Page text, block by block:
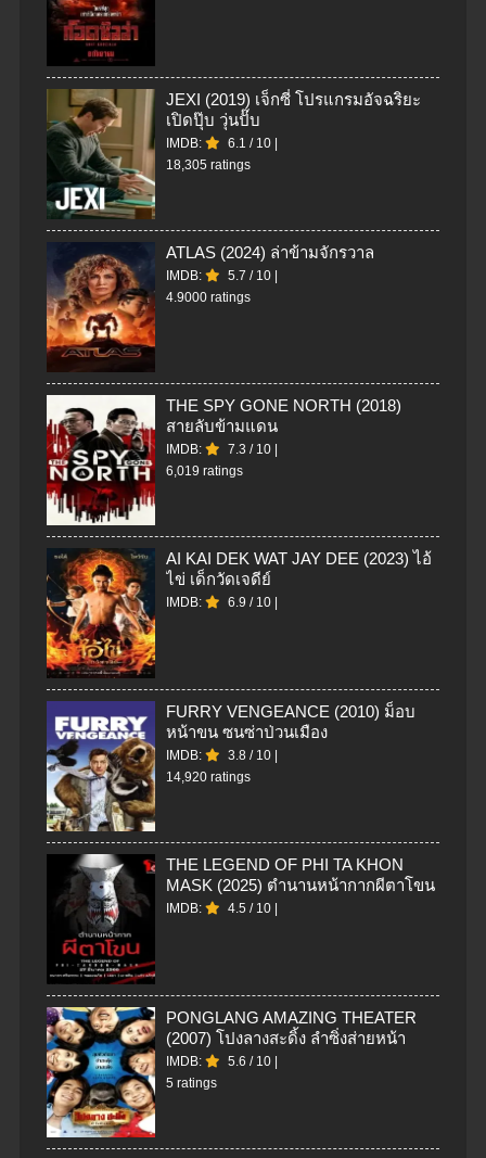
JEXI (2019) เจ็กซี่ โปรแกรมอัจฉริยะ
เปิดปุ๊บ วุ่นปั๊บ
IMDB: 6.1 / 10
18,305 ratings
ATLAS (2024) ล่าข้ามจักรวาล
IMDB: 5.7 / 10
4.9000 ratings
THE SPY GONE NORTH (2018)
สายลับข้ามแดน
IMDB: 7.3 / 10
6,019 ratings
AI KAI DEK WAT JAY DEE (2023) ไอ้
ไข่ เด็กวัดเจดีย์
IMDB: 6.9 / 10
FURRY VENGEANCE (2010) ม็อบ
หน้าขน ซนซ่าป่วนเมือง
IMDB: 3.8 / 10
14,920 ratings
THE LEGEND OF PHI TA KHON
MASK (2025) ตำนานหน้ากากผีตาโขน
IMDB: 4.5 / 10
PONGLANG AMAZING THEATER
(2007) โปงลางสะดิ้ง ลำซิ่งส่ายหน้า
IMDB: 5.6 / 10
5 ratings